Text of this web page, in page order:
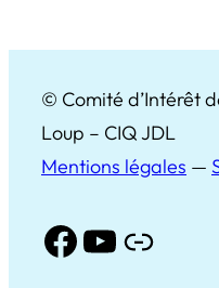
© Comité d’Intérêt
Loup – CIQ JDL
Mentions légales —
Facebook
YouTube
Lien